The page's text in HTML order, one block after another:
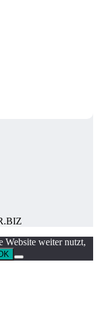
Website weiter nutzt,